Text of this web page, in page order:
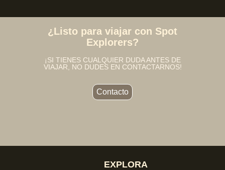
¿Listo para viajar con Spot
Explorers?
¡SI TIENES CUALQUIER DUDA ANTES DE
VIAJAR, NO DUDES EN CONTACTARNOS!
Contacto
EXPLORA